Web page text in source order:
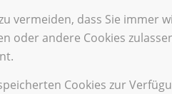
vermeiden, dass Sie immer
oder andere Cookies
Cookies zur